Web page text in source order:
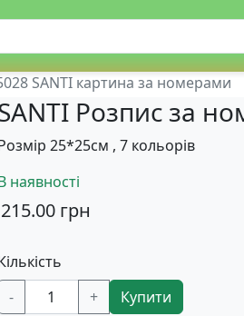
SANTI картина за номерами
Розпис за
25*25см , 7 кольорів
наявності
215.00 грн
-
+ Купити